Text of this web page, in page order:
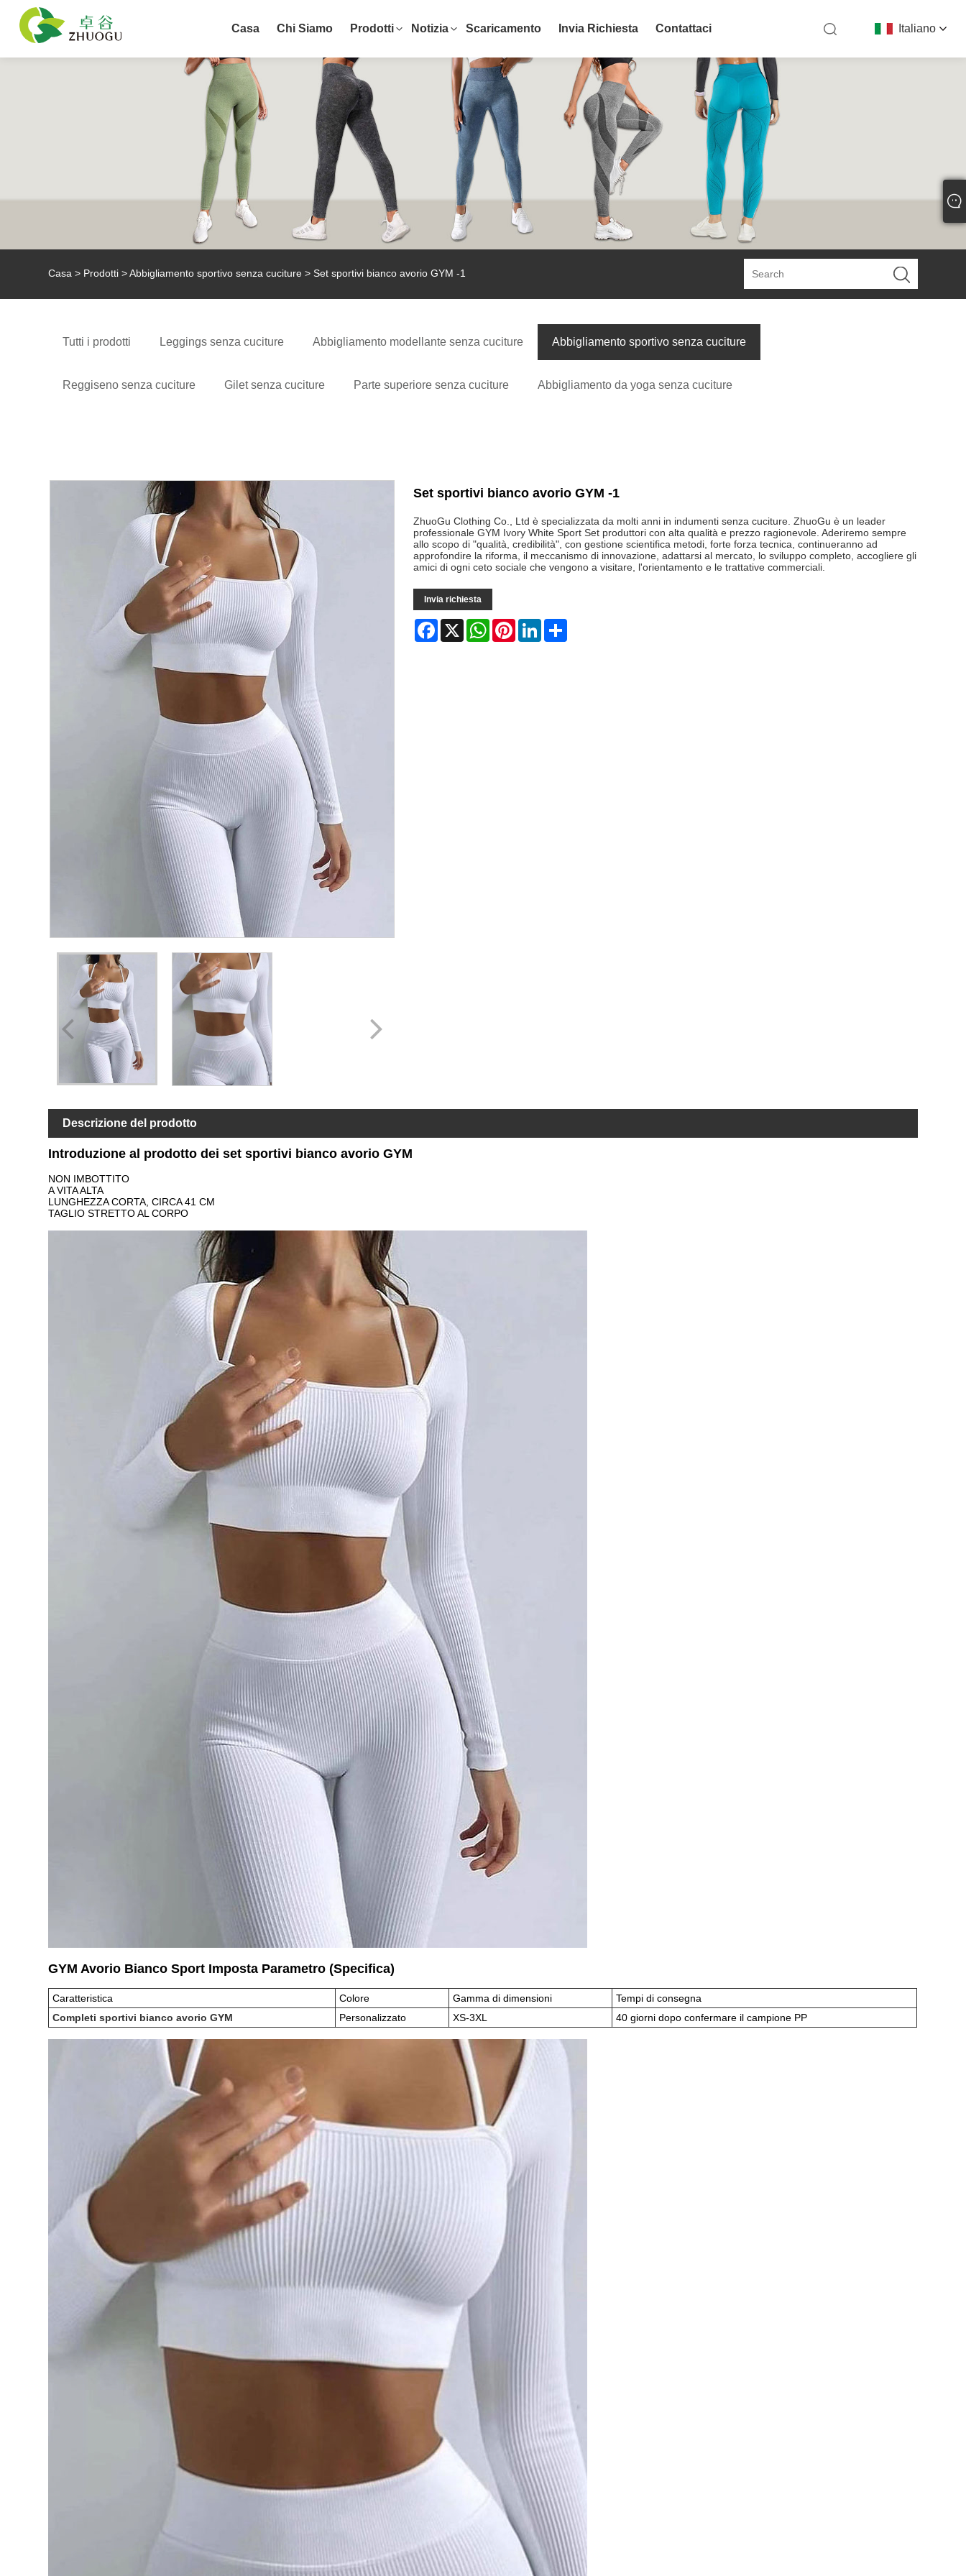
Italiano
Casa Chi Siamo Prodotti Notizia Scaricamento Invia Richiesta Contattaci
Casa > Prodotti >Abbigliamento sportivo senza cuciture > Set sportivi bianco avorio GYM -1
Tutti i prodotti Leggings senza cuciture Abbigliamento modellante senza cuciture Abbigliamento sportivo senza cuciture
Reggiseno senza cuciture Gilet senza cuciture Parte superiore senza cuciture Abbigliamento da yoga senza cuciture
Set sportivi bianco avorio GYM -1
ZhuoGu Clothing Co., Ltd è specializzata da molti anni in indumenti senza cuciture. ZhuoGu è un leader
professionale GYM Ivory White Sport Set produttori con alta qualità e prezzo ragionevole. Aderiremo sempre
allo scopo di "qualità, credibilità", con gestione scientifica metodi, forte forza tecnica, continueranno ad
approfondire la riforma, il meccanismo di innovazione, adattarsi al mercato, lo sviluppo completo, accogliere gli
amici di ogni ceto sociale che vengono a visitare, l'orientamento e le trattative commerciali.
Invia richiesta
Facebook
X WhatsAppPinterestLinkedIn
Descrizione del prodotto
Introduzione al prodotto dei set sportivi bianco avorio GYM
NON IMBOTTITO
A VITA ALTA
LUNGHEZZA CORTA, CIRCA 41 CM
TAGLIO STRETTO AL CORPO
GYM Avorio Bianco Sport Imposta Parametro (Specifica)
Caratteristica Colore Gamma di dimensioni
Tempi di consegna
Completi sportivi bianco avorio GYM
Personalizzato XS-3XL 40 giorni dopo confermare il campione PP